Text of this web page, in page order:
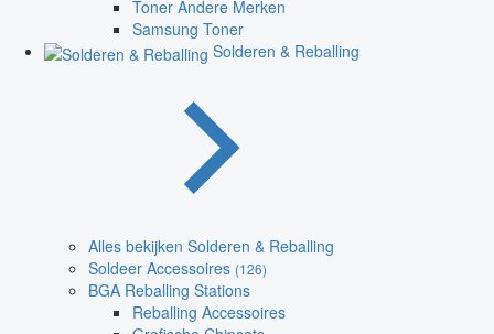
Toner Andere Merken
Samsung Toner
Solderen & Reballing
Alles bekijken Solderen & Reballing
Soldeer Accessoires (126)
BGA Reballing Stations
Reballing Accessoires